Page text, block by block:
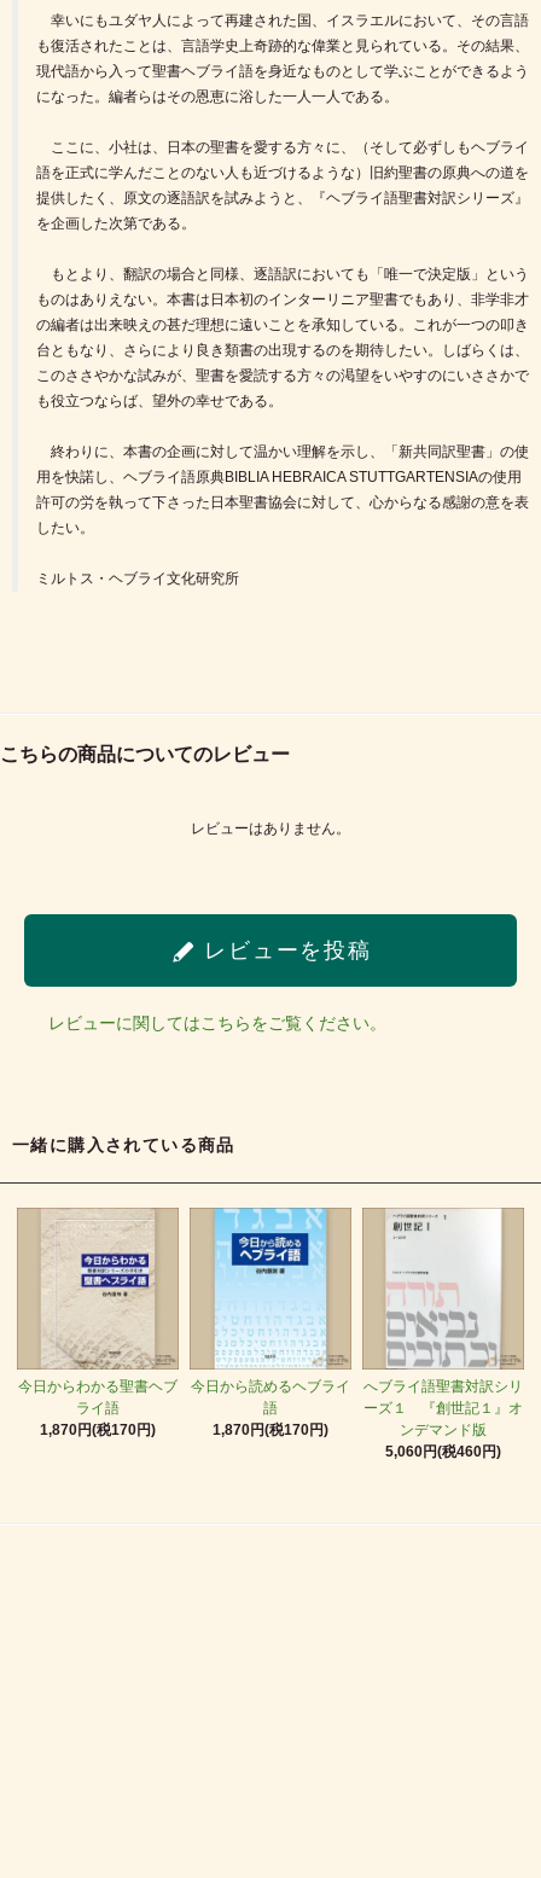
幸いにもユダヤ人によって再建された国、イスラエルにおいて、その言語
も復活されたことは、言語学史上奇跡的な偉業と見られている。その結果、
現代語から入って聖書ヘブライ語を身近なものとして学ぶことができるよう
になった。編者らはその恩恵に浴した一人一人である。
ここに、小社は、日本の聖書を愛する方々に、（そして必ずしもヘブライ
語を正式に学んだことのない人も近づけるような）旧約聖書の原典への道を
提供したく、原文の逐語訳を試みようと、『ヘブライ語聖書対訳シリーズ』
を企画した次第である。
もとより、翻訳の場合と同様、逐語訳においても「唯一で決定版」という
ものはありえない。本書は日本初のインターリニア聖書でもあり、非学非才
の編者は出来映えの甚だ理想に遠いことを承知している。これが一つの叩き
台ともなり、さらにより良き類書の出現するのを期待したい。しばらくは、
このささやかな試みが、聖書を愛読する方々の渇望をいやすのにいささかで
も役立つならば、望外の幸せである。
終わりに、本書の企画に対して温かい理解を示し、「新共同訳聖書」の使
用を快諾し、ヘブライ語原典BIBLIA HEBRAICA STUTTGARTENSIAの使用
許可の労を執って下さった日本聖書協会に対して、心からなる感謝の意を表
したい。
ミルトス・ヘブライ文化研究所
こちらの商品についてのレビュー
レビューはありません。
レビューを投稿
レビューに関してはこちらをご覧ください。
一緒に購入されている商品
今日からわかる聖書ヘブ
ライ語
1,870円(税170円)
今日から読めるヘブライ
語
1,870円(税170円)
へブライ語聖書対訳シリ
ーズ１ 『創世記１』オ
ンデマンド版
5,060円(税460円)